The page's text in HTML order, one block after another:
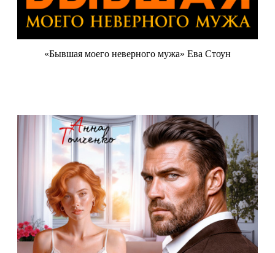
«Бывшая моего неверного мужа» Ева Стоун